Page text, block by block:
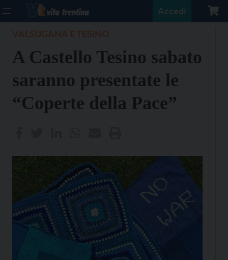
Accedi
A Castello Tesino sabato
saranno presentate le
“Coperte della Pace”